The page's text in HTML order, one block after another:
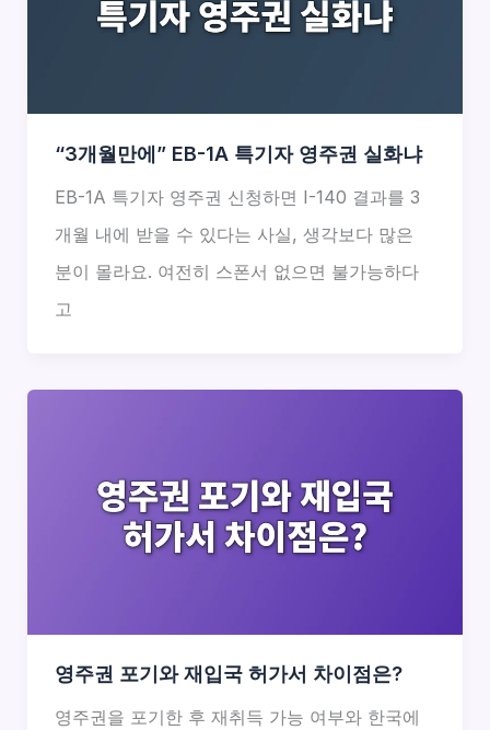
“3개월만에” EB-1A 특기자 영주권 실화냐
EB-1A 특기자 영주권 신청하면 I-140 결과를 3
개월 내에 받을 수 있다는 사실, 생각보다 많은
분이 몰라요. 여전히 스폰서 없으면 불가능하다
고
영주권 포기와 재입국 허가서 차이점은?
영주권을 포기한 후 재취득 가능 여부와 한국에